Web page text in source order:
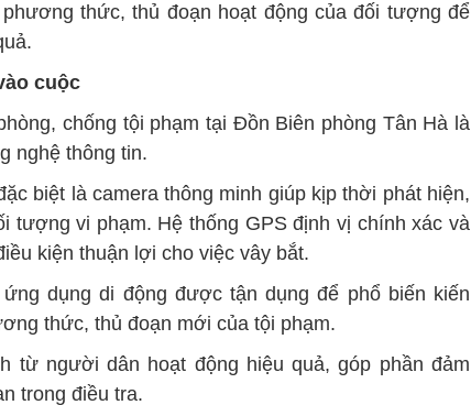
thức, thủ đoạn hoạt động của đối tượng để
cuộc
chống tội phạm tại Đồn Biên phòng Tân Hà là
nghệ thông tin.
biệt là camera thông minh giúp kịp thời phát hiện,
tượng vi phạm. Hệ thống GPS định vị chính xác và
kiện thuận lợi cho việc vây bắt.
dụng di động được tận dụng để phổ biến kiến
thức, thủ đoạn mới của tội phạm.
từ người dân hoạt động hiệu quả, góp phần đảm
trong điều tra.